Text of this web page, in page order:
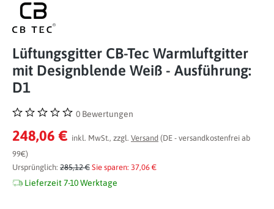
Lüftungsgitter CB-Tec Warmluftgitter
mit Designblende Weiß - Ausführung:
D1
Durchschnittliche Bewertung von 0 von 5 Sternen
0 Bewertungen
248,06 € inkl. MwSt., zzgl. Versand (DE - versandkostenfrei ab
99€)
Ursprünglich: 285,12 € Sie sparen: 37,06 €
Lieferzeit 7-10 Werktage